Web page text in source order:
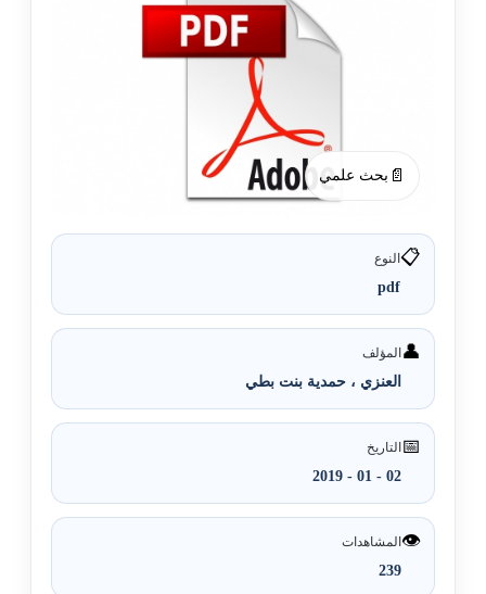
📄 بحث علمي
📋النوع
pdf
👤المؤلف
العنزي ، حمدية بنت بطي
📅التاريخ
02 - 01 - 2019
👁️المشاهدات
239